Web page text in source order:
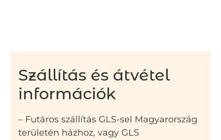
Szállítás és átvétel
információk
– Futáros szállítás GLS-sel Magyarország
területén házhoz, vagy GLS